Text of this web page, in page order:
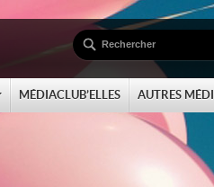
MÉDIACLUB’ELLES AUTRES